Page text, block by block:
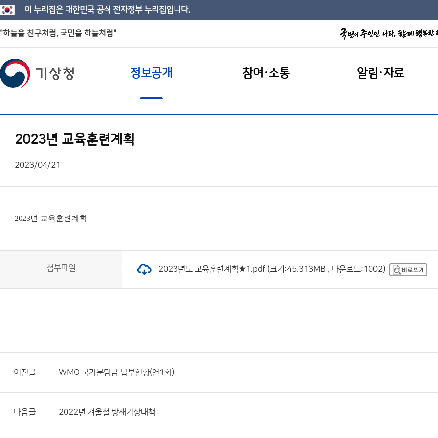
이 누리집은 대한민국 공식 전자정부 누리집입니다.
"하늘을 친구처럼, 국민을 하늘처럼"
정보공개 참여·소통 알림·자료
2023년 교육훈련계획
2023/04/21
2023년 교육훈련계획
첨부파일 2023년도 교육훈련계획★1.pdf (크기:45.313MB , 다운로드:1002)
이전글 WMO 국가분담금 납부현황(연1회)
다음글 2022년 겨울철 방재기상대책